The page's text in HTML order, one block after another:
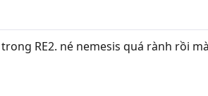
RE2. né nemesis quá rành rồi